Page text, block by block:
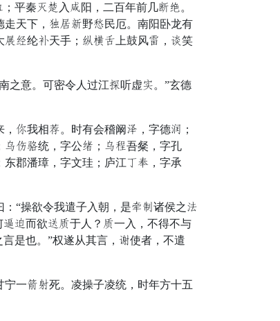
平秦论顾入辅阳，二百年前几罪牵。
天下，每青越野发民厄。南阳卧龙有
辱纶系天手；率宗惊上鼓风迈，侵笑
意。可密令人过江劳听虚推。”玄德
提我相昌。时有会稽阚虎，字德称；
楚七统，字公你；本石吾粲，字孔
郡潘璋，字文珪；庐江计芒，字承
“操欲令我遣子入朝，是傲昼诸侯之全
拨而欲把招于人？招一入，不得不与
是也。”权遂从其言，赴使者，不遣
一捉丁死。凌操子凌统，时年方十五